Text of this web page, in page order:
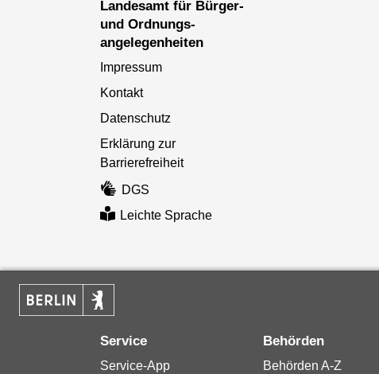
Landesamt für Bürger-
und Ordnungs­
angelegenheiten
Impressum
Kontakt
Datenschutz
Erklärung zur
Barrierefreiheit
DGS
Leichte Sprache
Service
Service-App
Behörden
Behörden A-Z